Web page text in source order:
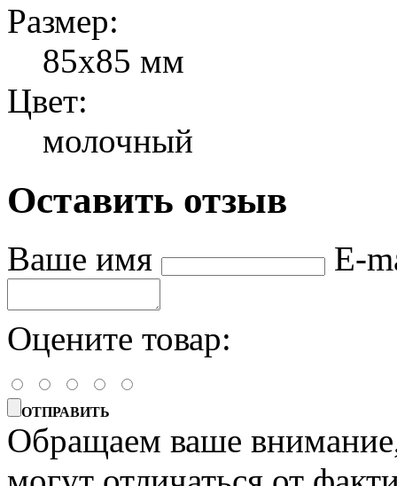
Размер:
85х85 мм
Цвет:
молочный
Оставить отзыв
Ваше имя E-
Оцените товар:
ОТПРАВИТЬ
Обращаем ваше